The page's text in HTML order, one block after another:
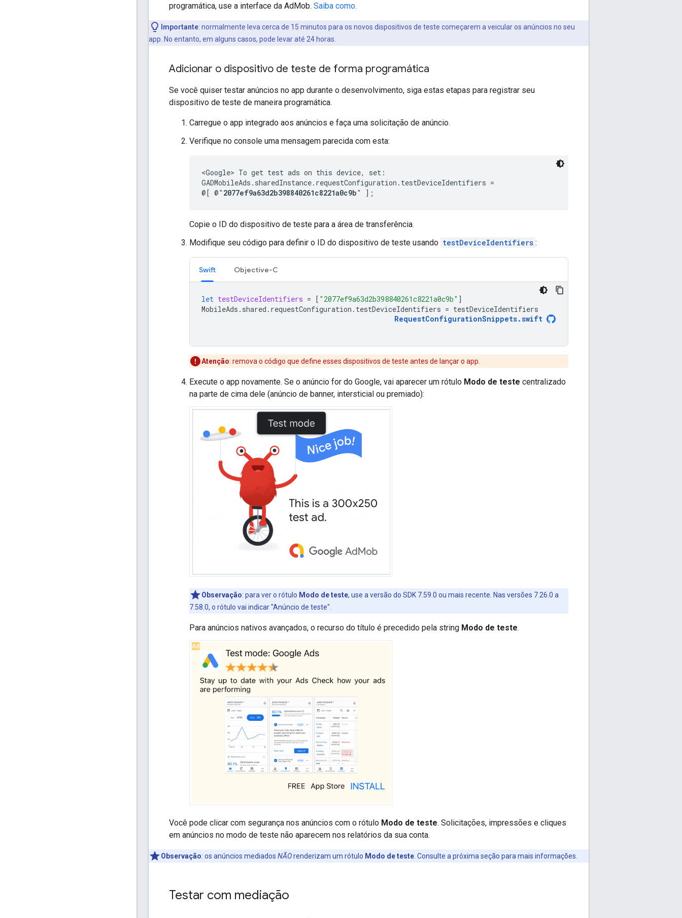
programática, use a interface da AdMob. Saiba como.
Importante: normalmente leva cerca de 15 minutos para os novos dispositivos de teste começarem a veicular os anúncios no seu
app. No entanto, em alguns casos, pode levar até 24 horas.
Adicionar o dispositivo de teste de forma programática
Se você quiser testar anúncios no app durante o desenvolvimento, siga estas etapas para registrar seu
dispositivo de teste de maneira programática.
Carregue o app integrado aos anúncios e faça uma solicitação de anúncio.
Verifique no console uma mensagem parecida com esta:
<Google> To get test ads on this device, set:
GADMobileAds.sharedInstance.requestConfiguration.testDeviceIdentifiers =
@[ @" 2077ef9a63d2b398840261c8221a0c9b" ];
Copie o ID do dispositivo de teste para a área de transferência.
Modifique seu código para definir o ID do dispositivo de teste usando testDeviceIdentifiers :
Swift Objective-C
let testDeviceIdentifiers = [ "2077ef9a63d2b398840261c8221a0c9b" ]
MobileAds . shared . requestConfiguration . testDeviceIdentifiers = testDeviceIdentifiers
RequestConfigurationSnippets.swift
Atenção: remova o código que define esses dispositivos de teste antes de lançar o app.
Execute o app novamente. Se o anúncio for do Google, vai aparecer um rótulo Modo de teste centralizado
na parte de cima dele (anúncio de banner, intersticial ou premiado):
Observação: para ver o rótulo Modo de teste, use a versão do SDK 7.59.0 ou mais recente. Nas versões 7.26.0 a
7.58.0, o rótulo vai indicar "Anúncio de teste".
Para anúncios nativos avançados, o recurso do título é precedido pela string Modo de teste.
Você pode clicar com segurança nos anúncios com o rótulo Modo de teste. Solicitações, impressões e cliques
em anúncios no modo de teste não aparecem nos relatórios da sua conta.
Observação: os anúncios mediados NÃOrenderizam um rótulo Modo de teste . Consulte a próxima seção para mais informações.
Testar com mediação